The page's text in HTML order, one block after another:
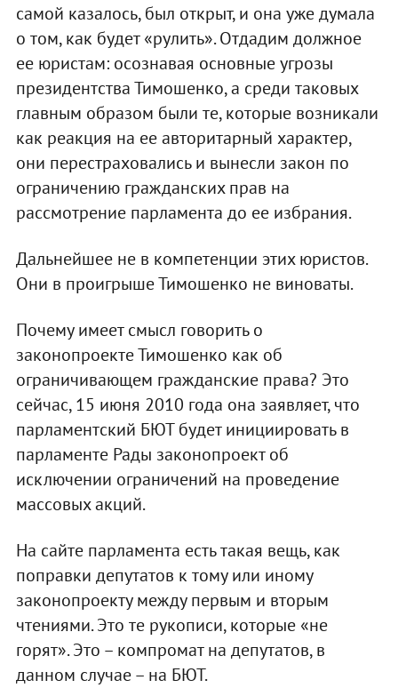
самой казалось, был открыт, и она уже думала
о том, как будет «рулить». Отдадим должное
ее юристам: осознавая основные угрозы
президентства Тимошенко, а среди таковых
главным образом были те, которые возникали
как реакция на ее авторитарный характер,
они перестраховались и вынесли закон по
ограничению гражданских прав на
рассмотрение парламента до ее избрания.
Дальнейшее не в компетенции этих юристов.
Они в проигрыше Тимошенко не виноваты.
Почему имеет смысл говорить о
законопроекте Тимошенко как об
ограничивающем гражданские права? Это
сейчас, 15 июня 2010 года она заявляет, что
парламентский БЮТ будет инициировать в
парламенте Рады законопроект об
исключении ограничений на проведение
массовых акций.
На сайте парламента есть такая вещь, как
поправки депутатов к тому или иному
законопроекту между первым и вторым
чтениями. Это те рукописи, которые «не
горят». Это – компромат на депутатов, в
данном случае – на БЮТ.